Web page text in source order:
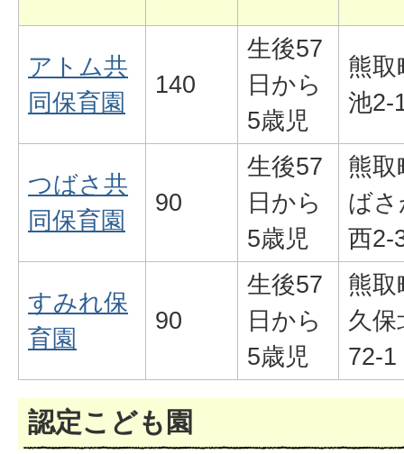
アトム共
同保育園
140
生後57
日から
5歳児
熊取
池2-
つばさ共
同保育園
90
生後57
日から
5歳児
熊取
ば
西2-
すみれ保
育園
90
生後57
日から
5歳児
熊取
久保
72-1
認定こども園